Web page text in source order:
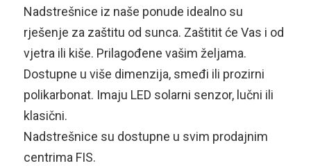
Nadstrešnice iz naše ponude idealno su
rješenje za zaštitu od sunca. Zaštitit će Vas i od
vjetra ili kiše. Prilagođene vašim željama.
Dostupne u više dimenzija, smeđi ili prozirni
polikarbonat. Imaju LED solarni senzor, lučni ili
klasični.
Nadstrešnice su dostupne u svim prodajnim
centrima FIS.